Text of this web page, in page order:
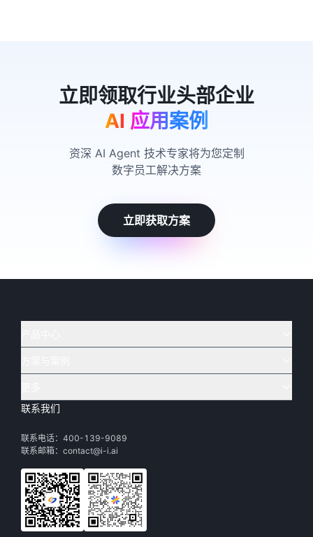
AI 应用案例
资深 AI Agent 技术专家将为您定制
数字员工解决方案
立即获取方案
IDP 文档审阅 实在 RPA 机器人
实在 RPA 控制器
实在取数宝
电商
政府
制造
教育
财务
下载体验
实在学院
实在社区
帮助中心
渠道加盟
关于实在
加入我们
联系我们
联系电话：400-139-9089
联系邮箱：contact@i-i.ai